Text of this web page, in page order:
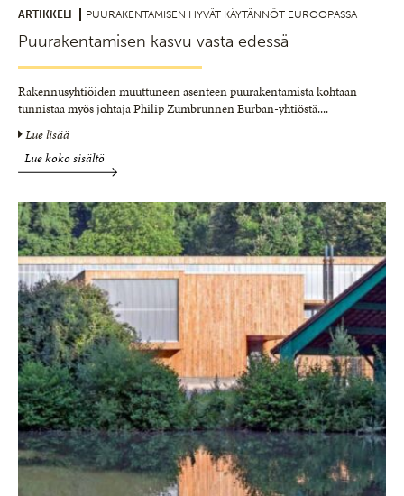
ARTIKKELI PUURAKENTAMISEN HYVÄT KÄYTÄNNÖT EUROOPASSA
Puurakentamisen kasvu vasta edessä
Rakennusyhtiöiden muuttuneen asenteen puurakentamista kohtaan
tunnistaa myös johtaja Philip Zumbrunnen Eurban-yhtiöstä....
Lue lisää
Lue koko sisältö